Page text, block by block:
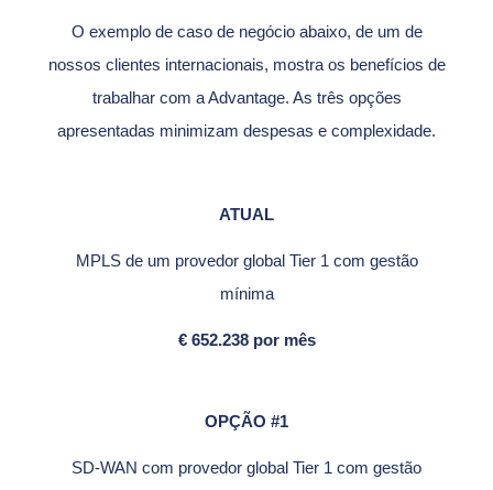
O exemplo de caso de negócio abaixo, de um de
nossos clientes internacionais, mostra os benefícios de
trabalhar com a Advantage. As três opções
apresentadas minimizam despesas e complexidade.
ATUAL
MPLS de um provedor global Tier1 com gestão
mínima
€ 652.238 por mês
OPÇÃO #1
SD-WAN com provedor global Tier 1 com gestão